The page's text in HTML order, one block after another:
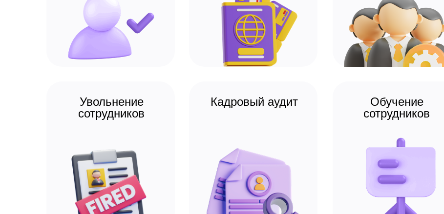
Увольнение
сотрудников
Кадровый аудит
Обучение
сотрудников